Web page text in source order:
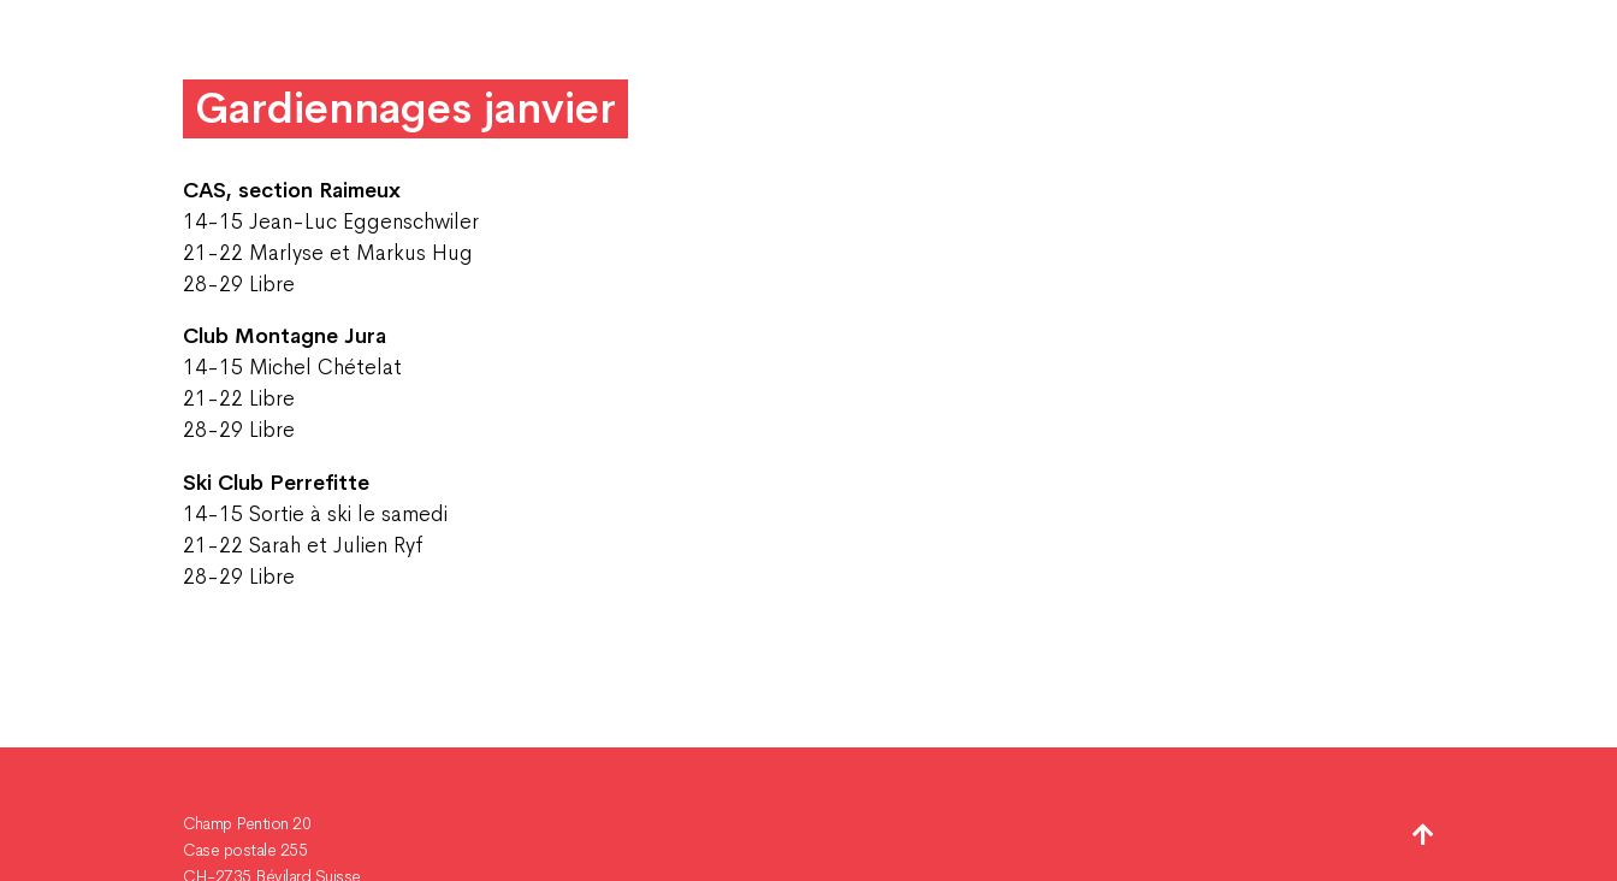
Gardiennages janvier
CAS, section Raimeux
14-15 Jean-Luc Eggenschwiler
21-22 Marlyse et Markus Hug
28-29 Libre
Club Montagne Jura
14-15 Michel Chételat
21-22 Libre
28-29 Libre
Ski Club Perrefitte
14-15 Sortie à ski le samedi
21-22 Sarah et Julien Ryf
28-29 Libre
Champ Pention 20
Case postale 255
CH-2735 Bévilard Suisse